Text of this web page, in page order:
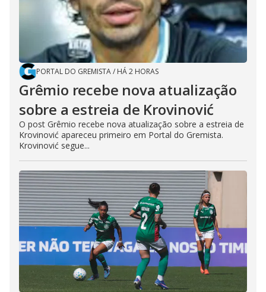
PORTAL DO GREMISTA/ HÁ 2 HORAS
Grêmio recebe nova atualização
sobre a estreia de Krovinović
O post Grêmio recebe nova atualização sobre a estreia de
Krovinović apareceu primeiro em Portal do Gremista.
Krovinović segue...